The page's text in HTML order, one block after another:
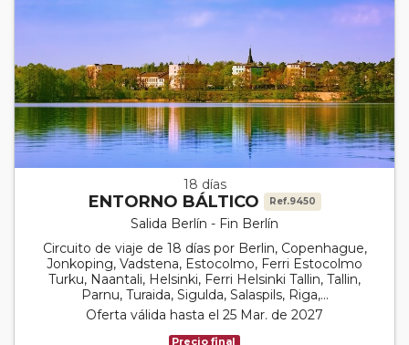
18 días
ENTORNO BÁLTICO Ref.9450
Salida Berlín - Fin Berlín
Circuito de viaje de 18 días por Berlin, Copenhague,
Jonkoping, Vadstena, Estocolmo, Ferri Estocolmo
Turku, Naantali, Helsinki, Ferri Helsinki Tallin, Tallin,
Parnu, Turaida, Sigulda, Salaspils, Riga,...
Oferta válida hasta el 25 Mar. de 2027
Precio final